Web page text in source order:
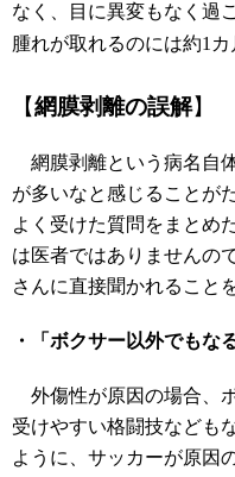
なく、目に異変もなく過
腫れが取れるのには約1カ
【網膜剥離の誤解】
網膜剥離という病名自
が多いなと感じることが
よく受けた質問をまとめ
は医者ではありませんの
さんに直接聞かれること
・「ボクサー以外でもな
外傷性が原因の場合、
受けやすい格闘技なども
ように、サッカーが原因